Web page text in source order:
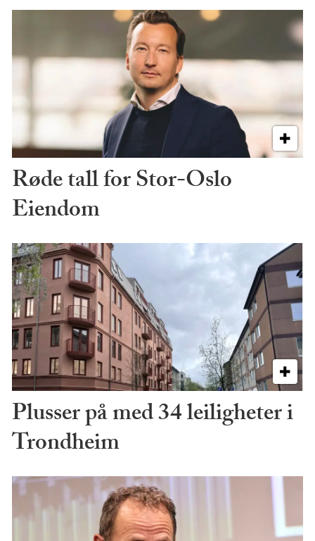
Røde tall for Stor-Oslo
Eiendom
Plusser på med 34 leiligheter i
Trondheim